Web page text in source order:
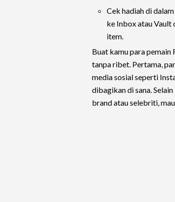
Cek hadiah di
ke Inbox atau Vault
item.
Buat kamu para pemain
tanpa ribet. Pertama,
media sosial seperti
dibagikan di sana.
brand atau selebriti,